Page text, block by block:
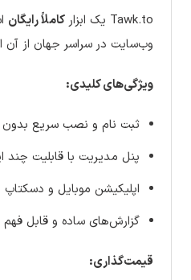
Tawk.to یک ابزار کاملاً رایگان
وب‌سایت در سراسر جهان از آن
ویژگی‌های کلیدی:
ثبت نام و نصب سریع بدون
پنل مدیریت با قابلیت چند
اپلیکیشن موبایل و دسکتاپ
گزارش‌های ساده و قابل فهم
قیمت‌گذاری: